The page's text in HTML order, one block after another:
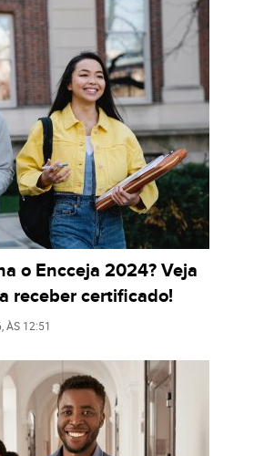
o Encceja 2024? Veja
receber certificado!
, ÀS 12:51